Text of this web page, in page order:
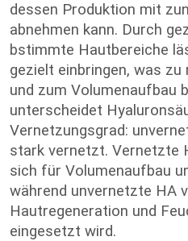
dessen Produktion mit
abnehmen kann. Durch
bstimmte Hautbereiche
gezielt einbringen, was zu
und zum Volumenaufbau
unterscheidet
Vernetzungsgrad:
stark vernetzt. Vernetzte
sich für Volumenaufbau
während unvernetzte HA
Hautregeneration und
eingesetzt wird.